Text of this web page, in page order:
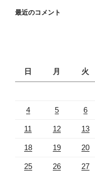
最近のコメント
日
月 火
4 5 6
11 12 13
18 19 20
25 26 27